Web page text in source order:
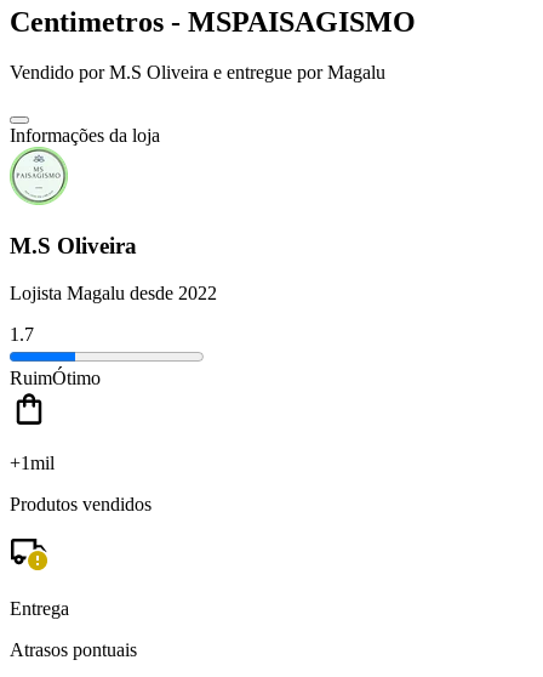
Centimetros - MSPAISAGISMO
Vendido porM.S Oliveira e entregue por Magalu
Informações da loja
M.S Oliveira
Lojista Magalu desde 2022
1.7
RuimÓtimo
+1mil
Produtos vendidos
Entrega
Atrasos pontuais